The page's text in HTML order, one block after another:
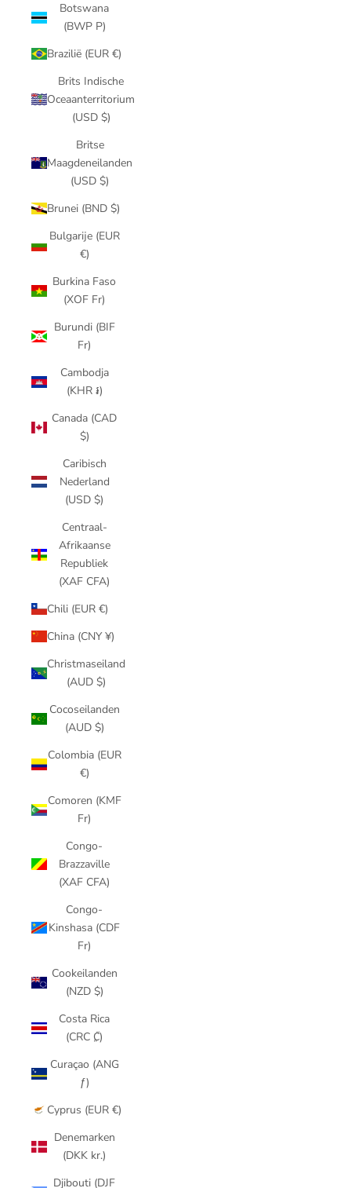
Botswana
(BWP P)
Brazilië (EUR €)
Brits Indische
Oceaanterritorium
(USD $)
Britse
Maagdeneilanden
(USD $)
Brunei (BND $)
Bulgarije (EUR
€)
Burkina Faso
(XOF Fr)
Burundi (BIF
Fr)
Cambodja
(KHR ៛)
Canada (CAD
$)
Caribisch
Nederland
(USD $)
Centraal-
Afrikaanse
Republiek
(XAF CFA)
Chili (EUR €)
China (CNY ¥)
Christmaseiland
(AUD $)
Cocoseilanden
(AUD $)
Colombia (EUR
€)
Comoren (KMF
Fr)
Congo-
Brazzaville
(XAF CFA)
Congo-
Kinshasa (CDF
Fr)
Cookeilanden
(NZD $)
Costa Rica
(CRC ₡)
Curaçao (ANG
ƒ)
Cyprus (EUR €)
Denemarken
(DKK kr.)
Djibouti (DJF